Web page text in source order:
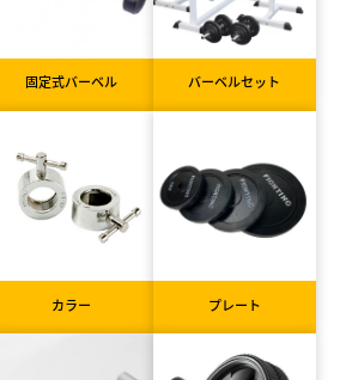
固定式バーベル バーベルセット
カラー プレート